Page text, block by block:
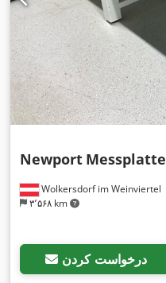
Wolkersdorf im Weinviertel
۳٬۵۶۸ km
Newport Messplatte
درخواست کردن